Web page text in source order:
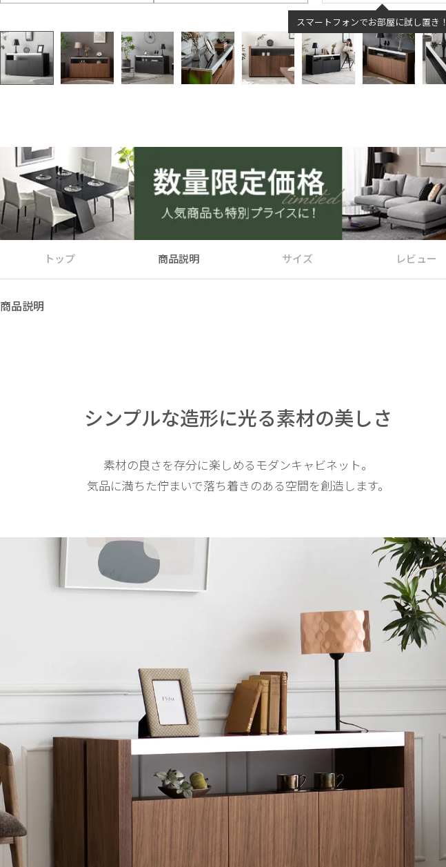
スマートフォンでお部屋に試し置き！
トップ 商品説明 サイズ レビュー
商品説明
シンプルな造形に光る素材の美しさ
素材の良さを存分に楽しめるモダンキャビネット。
気品に満ちた佇まいで落ち着きのある空間を創造します。